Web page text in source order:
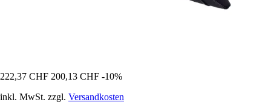
222,37 CHF 200,13 CHF -10%
inkl. MwSt. zzgl. Versandkosten